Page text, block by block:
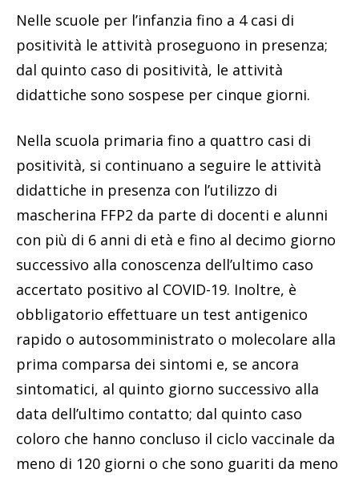
didattiche in presenza con l’utilizzo di
mascherina FFP2 da parte di docenti e alunni
con più di 6 anni di età e fino al decimo giorno
successivo alla conoscenza dell’ultimo caso
accertato positivo al COVID-19. Inoltre, è
obbligatorio effettuare un test antigenico
rapido o autosomministrato o molecolare alla
prima comparsa dei sintomi e, se ancora
sintomatici, al quinto giorno successivo alla
data dell’ultimo contatto; dal quinto caso
coloro che hanno concluso il ciclo vaccinale da
meno di 120 giorni o che sono guariti da meno
di 120 giorni o che hanno effettuato la dose di
richiamo, l’attività didattica prosegue in
presenza con l’utilizzo di mascherine FFP2 da
parte di docenti e alunni con più di 6 anni di
età per dieci giorni; per tutti gli altri le attività
proseguono in didattica digitale integrata per
5 giorni.